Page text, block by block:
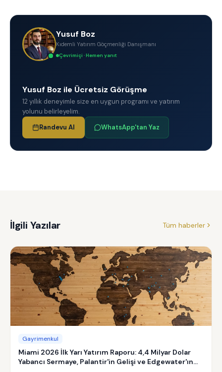
Yusuf Boz
Kıdemli Yatırım Göçmenliği Danışmanı
Çevrimiçi · Hemen yanıt
Yusuf Boz ile Ücretsiz Görüşme
12 yıllık deneyimle size en uygun programı ve yatırım
yolunu belirleyelim.
Randevu Al
WhatsApp'tan Yaz
İlgili Yazılar Tüm haberler
Gayrimenkul
Miami 2026 İlk Yarı Yatırım Raporu: 4,4 Milyar Dolar
Yabancı Sermaye, Palantir'in Gelişi ve Edgewater'ın